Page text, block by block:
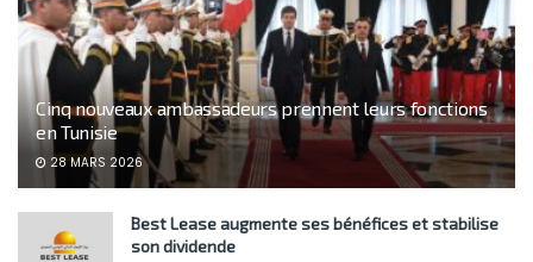
Cinq nouveaux ambassadeurs prennent leurs fonctions
en Tunisie
28 MARS 2026
Best Lease augmente ses bénéfices et stabilise
son dividende